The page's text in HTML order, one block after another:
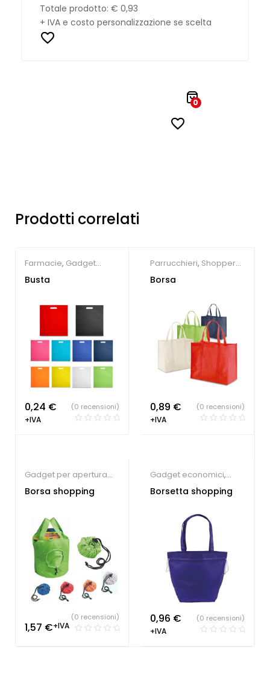
Totale prodotto: € 0,93
+ IVA e costo personalizzazione se scelta
0
Prodotti correlati
Farmacie, Gadget
economici
Busta
0,24 €
+IVA
(0 recensioni)
Parrucchieri, Shopper
personalizzate
Borsa
0,89 €
+IVA
(0 recensioni)
Gadget per apertura
negozio,Gadget per
Borsa shopping
1,57 €+IVA
(0 recensioni)
Gadget economici,
Parrucchieri,Shopper
Borsetta shopping
0,96 €
+IVA
(0 recensioni)